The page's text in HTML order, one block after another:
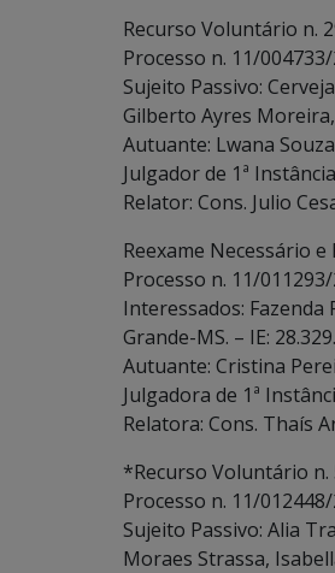
Recurso Voluntário n.
Processo n. 11/
Sujeito Passivo:
Gilberto Ayres
Autuante: Lwana
Julgador de 1ª
Relator: Cons. Julio
Reexame Necessário
Processo n. 11/
Interessados: Fazenda
Grande-MS. – IE:
Autuante: Cristina
Julgadora de 1ª
Relatora: Cons. Thaís
*Recurso Voluntário n.
Processo n. 11/
Sujeito Passivo: Alia
Moraes Strassa,